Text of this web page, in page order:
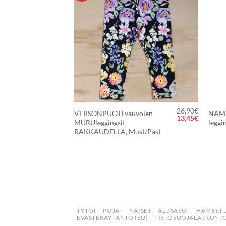
SUOSIKKEIHIN
+
VERSONPUOTI vauvojen
MURUleggingsit
RAKKAUDELLA, Must/Past
26,90€
Alkuperäinen
hinta
13,45€
hinta
TYTÖT POJAT NAISET ALUSASUT HAMEET
EVÄSTEKÄYTÄNTÖ (EU)